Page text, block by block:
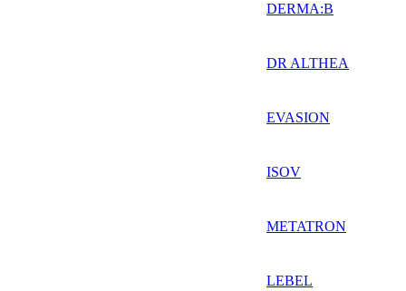
DERMA:B
DR ALTHEA
EVASION
ISOV
METATRON
LEBEL